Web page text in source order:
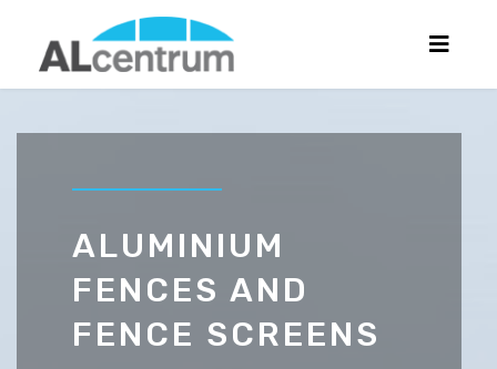
ALUMINIUM
FENCES AND
FENCE SCREENS